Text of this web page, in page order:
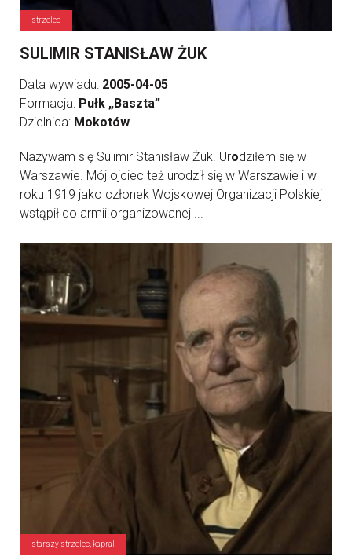
strzelec
SULIMIR STANISŁAW ŻUK
Data wywiadu: 2005-04-05
Formacja: Pułk „Baszta”
Dzielnica: Mokotów
Nazywam się Sulimir Stanisław Żuk. Urodziłem się w
Warszawie. Mój ojciec też urodził się w Warszawie i w
roku 1919 jako członek Wojskowej Organizacji Polskiej
wstąpił do armii organizowanej ...
starszy strzelec, kapral